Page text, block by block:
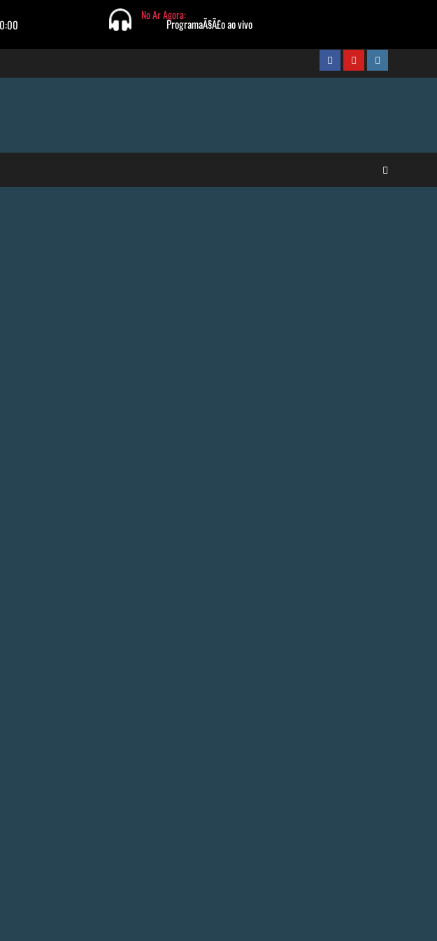
FaceBook
YoutubeInstagram